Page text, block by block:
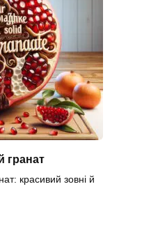
гранат
красивий зовні й